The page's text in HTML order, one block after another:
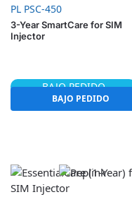
PL PSC-450
3-Year SmartCare for SIM
Injector
BAJO PEDIDO
BAJO PEDIDO